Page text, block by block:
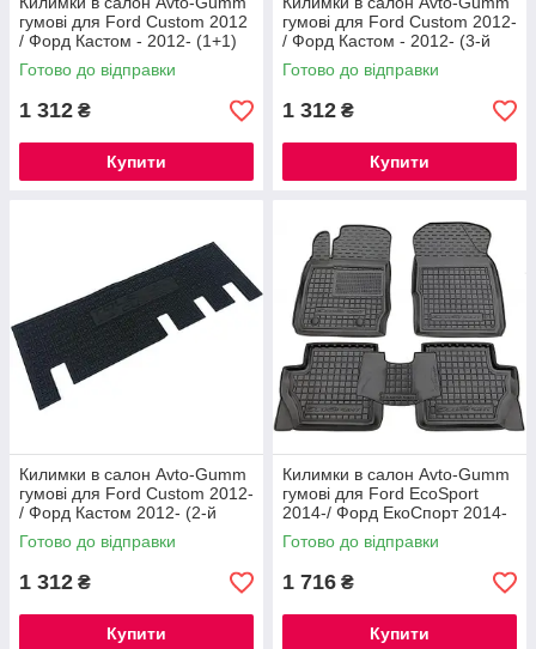
Килимки в салон Форд Фієста 2002-2008
Поліуретанові килимки з бортиками для захисту салону
від бруду, що заноситься на взутті. Вони легко
знімаються та надзвичайно просто миються.
гумові для Ford Custom 2012
/ Форд Кастом - 2012- (1+1)
(Перший ряд)
Готово до відправки
1 312 ₴
Купити
гумові для Ford Custom 2012-
/ Форд Кастом - 2012- (3-й
ряд)
Готово до відправки
1 312 ₴
Купити
Килимки в салон Avto-Gumm
гумові для Ford Custom 2012-
/ Форд Кастом 2012- (2-й
ряд)
Готово до відправки
1 312 ₴
Купити
Килимки в салон Avto-Gumm
гумові для Ford EcoSport
2014-/ Форд ЕкоСпорт 2014-
Готово до відправки
1 716 ₴
Купити